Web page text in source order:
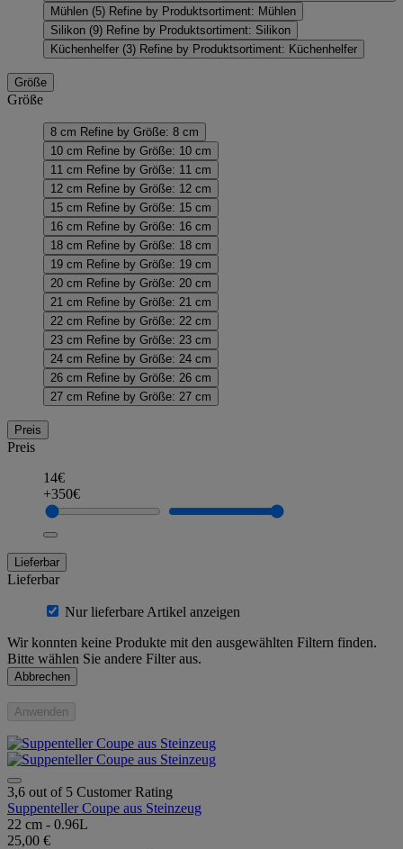
Mühlen (5) Refine by Produktsortiment: Mühlen
Silikon (9) Refine by Produktsortiment: Silikon
Küchenhelfer (3) Refine by Produktsortiment: Küchenhelfer
Größe
Größe
8 cm Refine by Größe: 8 cm
10 cm Refine by Größe: 10 cm
11 cm Refine by Größe: 11 cm
12 cm Refine by Größe: 12 cm
15 cm Refine by Größe: 15 cm
16 cm Refine by Größe: 16 cm
18 cm Refine by Größe: 18 cm
19 cm Refine by Größe: 19 cm
20 cm Refine by Größe: 20 cm
21 cm Refine by Größe: 21 cm
22 cm Refine by Größe: 22 cm
23 cm Refine by Größe: 23 cm
24 cm Refine by Größe: 24 cm
26 cm Refine by Größe: 26 cm
27 cm Refine by Größe: 27 cm
Preis
Preis
14€
+350€
Lieferbar
Lieferbar
Nur lieferbare Artikel anzeigen
Wir konnten keine Produkte mit den ausgewählten Filtern finden.
Bitte wählen Sie andere Filter aus.
Abbrechen
Anwenden
3,6 out of 5 Customer Rating
Suppenteller Coupe aus Steinzeug
22 cm - 0.96L
25,00 €